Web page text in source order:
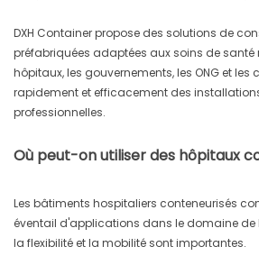
DXH Container propose des solutions de
préfabriquées adaptées aux soins de
hôpitaux, les gouvernements, les ONG et
rapidement et efficacement des
professionnelles.
Où peut-on utiliser des hôpitaux
Les bâtiments hospitaliers conteneurisés
éventail d'applications dans le domaine de
la flexibilité et la mobilité sont importantes.